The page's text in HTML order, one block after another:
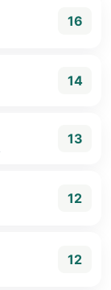
16
14
13
12
12